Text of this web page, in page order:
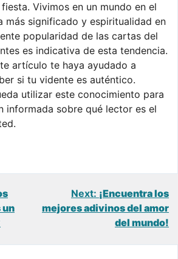
Vivimos en un mundo en el
más significado y espiritualidad en
popularidad de las cartas del
es indicativa de esta tendencia.
artículo te haya ayudado a
si tu vidente es auténtico.
utilizar este conocimiento para
informada sobre qué lector es el
un
Next: ¡Encuentra los
mejores adivinos del amor
del mundo!